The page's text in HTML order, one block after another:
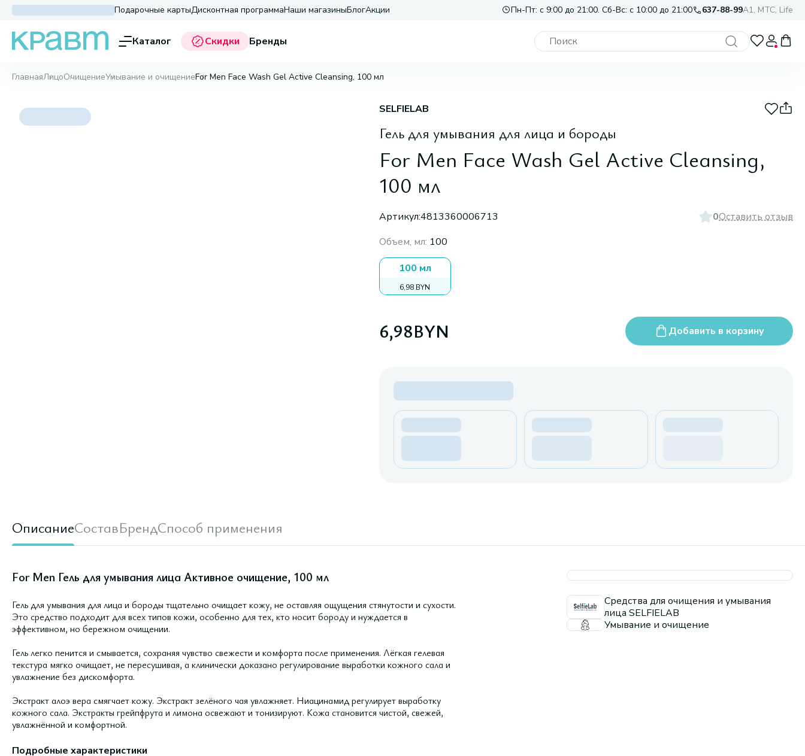
Подарочные картыДисконтная программаНаши магазиныБлогАкции Пн-Пт: с 9:00 до 21:00. Сб-Вс: с 10:00 до 21:00 637-88-99A1, МТС, Life
Каталог Скидки Бренды
ГлавнаяЛицоОчищениеУмывание и очищениеFor Men Face Wash Gel Active Сleansing, 100 мл
SELFIELAB
Гель для умывания для лица и бороды
For Men Face Wash Gel Active Сleansing,
100 мл
Артикул:4813360006713 0Оставить отзыв
Объем, мл: 100
100 мл
6,98 BYN
6,98BYN Добавить в корзину
ОписаниеСоставБрендСпособ применения
For Men Гель для умывания лица Активное очищение, 100 мл
Гель для умывания для лица и бороды тщательно очищает кожу, не оставляя ощущения стянутости и сухости.
Это средство подходит для всех типов кожи, особенно для тех, кто носит бороду и нуждается в
эффективном, но бережном очищении.
Гель легко пенится и смывается, сохраняя чувство свежести и комфорта после применения. Лёгкая гелевая
текстура мягко очищает, не пересушивая, а клинически доказано регулирование выработки кожного сала и
увлажнение без дискомфорта.
Экстракт алоэ вера смягчает кожу. Экстракт зелёного чая увлажняет. Ниацинамид регулирует выработку
кожного сала. Экстракты грейпфрута и лимона освежают и тонизируют. Кожа становится чистой, свежей,
увлажнённой и комфортной.
Подробные характеристики
Средства для очищения и умывания
лица SELFIELAB
Умывание и очищение